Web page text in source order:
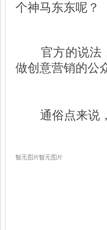
个神马东东呢？
官方的说法，
做创意营销的公
通俗点来说，